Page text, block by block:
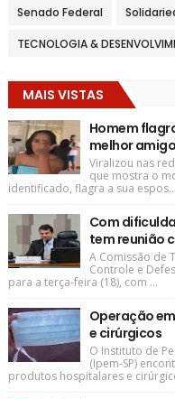
Senado Federal
TECNOLOGIA &
MAIS VISTAS
Homem
melhor
Viralizou nas
que mostra o
identificado, flagra a sua espos...
Com
tem reunião
A Comissão de
Controle e
para a terça-feira (18), com ...
Operação
e cirúrgicos
O Instituto de
(Ipem-SP)
produtos hospitalares e